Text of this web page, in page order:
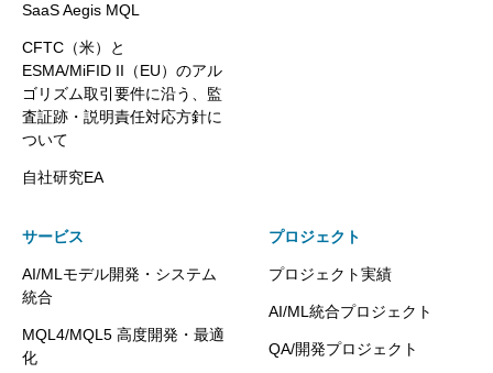
SaaS Aegis MQL
CFTC（米）と
ESMA/MiFID II（EU）のアル
ゴリズム取引要件に沿う、監
査証跡・説明責任対応方針に
ついて
自社研究EA
サービス
AI/MLモデル開発・システム
統合
MQL4/MQL5 高度開発・最適
化
プロジェクト
プロジェクト実績
AI/ML統合プロジェクト
QA/開発プロジェクト